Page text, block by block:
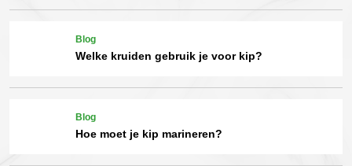
Blog
Welke kruiden gebruik je voor kip?
Blog
Hoe moet je kip marineren?